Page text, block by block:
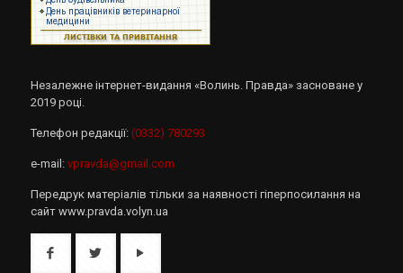
Незалежне інтернет-видання «Волинь. Правда» засноване у
2019 році.
Телефон редакції: (0332) 780293
e-mail: vpravda@gmail.com
Передрук матеріалів тільки за наявності гіперпосилання на
сайт www.pravda.volyn.ua